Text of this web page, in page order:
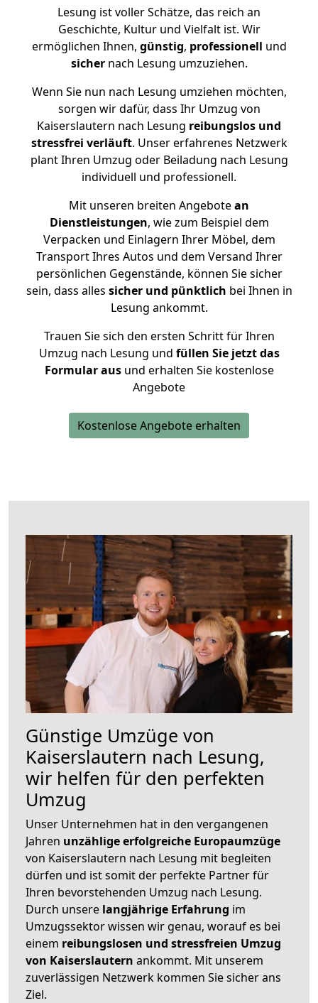
Lesung ist voller Schätze, das reich an
Geschichte, Kultur und Vielfalt ist. Wir
ermöglichen Ihnen, günstig, professionell und
sichernach Lesung umzuziehen.
Wenn Sie nun nach Lesung umziehen möchten,
sorgen wir dafür, dass Ihr Umzug von
Kaiserslautern nach Lesung reibungslos und
stressfrei verläuft. Unser erfahrenes Netzwerk
plant Ihren Umzug oder Beiladung nach Lesung
individuell und professionell.
Mit unseren breiten Angebotean
Dienstleistungen, wie zum Beispiel dem
Verpacken und Einlagern Ihrer Möbel, dem
Transport Ihres Autos und dem Versand Ihrer
persönlichen Gegenstände, können Sie sicher
sein, dass alles sicher und pünktlich bei Ihnen in
Lesung ankommt.
Trauen Sie sich den ersten Schritt für Ihren
Umzug nach Lesung und füllen Sie jetzt das
Formular ausund erhalten Sie kostenlose
Angebote
Kostenlose Angebote erhalten
Günstige Umzüge von
Kaiserslautern nach Lesung,
wir helfen für den perfekten
Umzug
Unser Unternehmen hat in den vergangenen
Jahren unzählige erfolgreiche Europaumzüge
von Kaiserslautern nach Lesung mit begleiten
dürfen und ist somit der perfekte Partner für
Ihren bevorstehenden Umzug nach Lesung.
Durch unsere langjährige Erfahrung im
Umzugssektor wissen wir genau, worauf es bei
einem reibungslosen und stressfreien Umzug
von Kaiserslautern ankommt. Mit unserem
zuverlässigen Netzwerk kommen Sie sicher ans
Ziel.